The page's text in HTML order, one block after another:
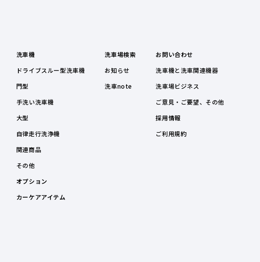
洗車機
ドライブスルー型洗車機
門型
手洗い洗車機
大型
自律走行洗浄機
関連商品
その他
オプション
カーケアアイテム
洗車場検索
お知らせ
洗車note
お問い合わせ
洗車機と洗車関連機器
洗車場ビジネス
ご意見・ご要望、その他
採用情報
ご利用規約